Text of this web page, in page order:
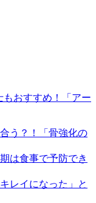
もおすすめ！「アー
う？！「骨強化の
は食事で予防でき
レイになった」と